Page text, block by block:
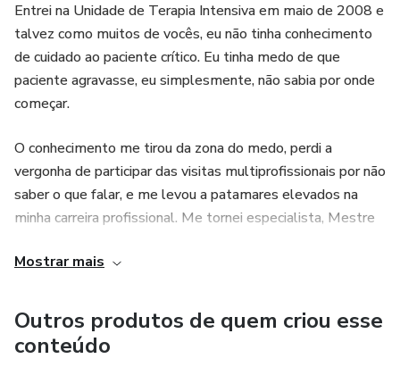
Entrei na Unidade de Terapia Intensiva em maio de 2008 e
talvez como muitos de vocês, eu não tinha conhecimento
de cuidado ao paciente crítico. Eu tinha medo de que
paciente agravasse, eu simplesmente, não sabia por onde
começar.
O conhecimento me tirou da zona do medo, perdi a
vergonha de participar das visitas multiprofissionais por não
saber o que falar, e me levou a patamares elevados na
minha carreira profissional. Me tornei especialista, Mestre
técnicos intensivistas. Fui professora de mais de 150
alunos de graduação e de mais de 200 técnicos de
enfermagem. Mas, quer saber por que estou aqui?
Mostrar mais
Outros produtos de quem criou esse
conteúdo